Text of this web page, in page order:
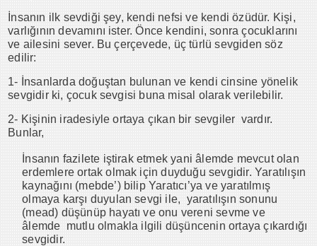
İnsanın ilk sevdiği şey, kendi nefsi ve kendi özüdür. Kişi,
varlığının devamını ister. Önce kendini, sonra çocuklarını
ve ailesini sever. Bu çerçevede, üç türlü sevgiden söz
edilir:
1- İnsanlarda doğuştan bulunan ve kendi cinsine yönelik
sevgidir ki, çocuk sevgisi buna misal olarak verilebilir.
2- Kişinin iradesiyle ortaya çıkan bir sevgiler vardır.
Bunlar,
İnsanın fazilete iştirak etmek yani âlemde mevcut olan
erdemlere ortak olmak için duyduğu sevgidir. Yaratılışın
kaynağını (mebde’) bilip Yaratıcı’ya ve yaratılmış
olmaya karşı duyulan sevgi ile, yaratılışın sonunu
(mead) düşünüp hayatı ve onu vereni sevme ve
âlemde mutlu olmakla ilgili düşüncenin ortaya çıkardığı
sevgidir.